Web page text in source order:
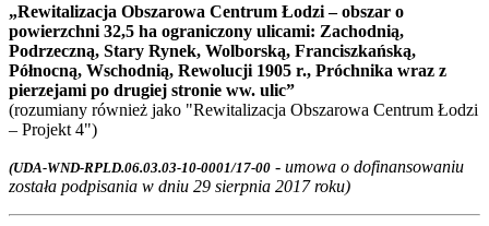
„Rewitalizacja Obszarowa Centrum Łodzi – obszar o
powierzchni 32,5 ha ograniczony ulicami: Zachodnią,
Podrzeczną, Stary Rynek, Wolborską, Franciszkańską,
Północną, Wschodnią, Rewolucji 1905 r., Próchnika wraz z
pierzejami po drugiej stronie ww. ulic”
(rozumiany również jako "Rewitalizacja Obszarowa Centrum Łodzi
– Projekt 4")
(UDA-WND-RPLD.06.03.03-10-0001/17-00 - umowa o dofinansowaniu
została podpisania w dniu 29 sierpnia 2017 roku)